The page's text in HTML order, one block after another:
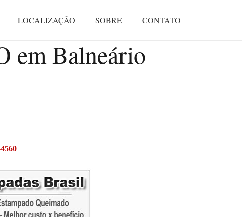
LOCALIZAÇÃO SOBRE CONTATO
em Balneário